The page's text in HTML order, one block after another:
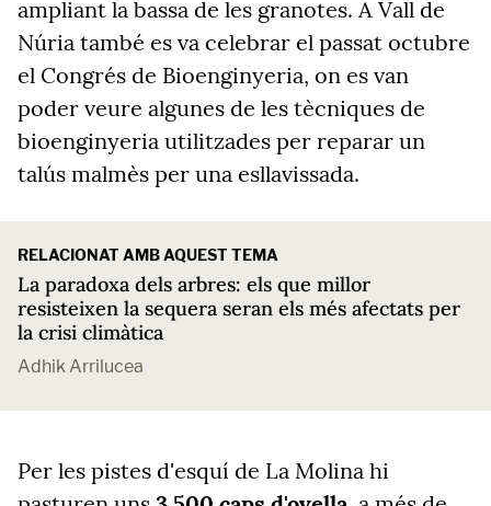
ampliant la bassa de les granotes. A Vall de
Núria també es va celebrar el passat octubre
el Congrés de Bioenginyeria, on es van
poder veure algunes de les tècniques de
bioenginyeria utilitzades per reparar un
talús malmès per una esllavissada.
RELACIONAT AMB AQUEST TEMA
La paradoxa dels arbres: els que millor
resisteixen la sequera seran els més afectats per
la crisi climàtica
Adhik Arrilucea
Per les pistes d'esquí de La Molina hi